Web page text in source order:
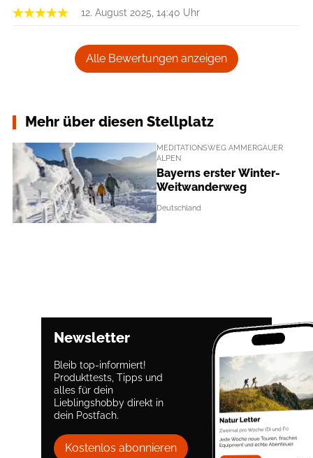
12. August 2025, 14:40 Uhr
Alle Bewertungen anzeigen
Mehr über diesen Stellplatz
MEDITATIONSWEG AMMERGAUER
ALPEN
Bayerns erster Winter-
Weitwanderweg
Deutschland
Newsletter
Bleib top-informiert!
Produkttests, Tipps und
alles für dein
Lieblingshobby direkt in
dein Postfach.
Kostenlos abonnieren